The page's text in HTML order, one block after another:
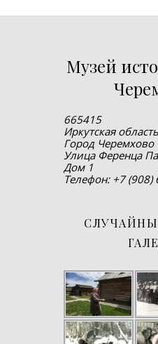
Музей
665415
Иркутская область
Город Черемхово
Улица Ференца
Дом 1
Телефон: +7 (908)